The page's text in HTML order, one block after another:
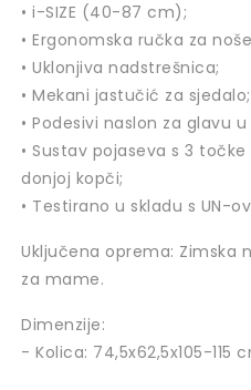
• i-SIZE (40-87 cm);
• Ergonomska ručka za
• Uklonjiva nadstrešnica;
• Mekani jastučić za sjedalo;
• Podesivi naslon za glavu
• Sustav pojaseva s 3
donjoj kopči;
• Testirano u skladu s UN-
Uključena oprema: Zimska
za mame.
Dimenzije:
- Kolica: 74,5x62,5x105-115